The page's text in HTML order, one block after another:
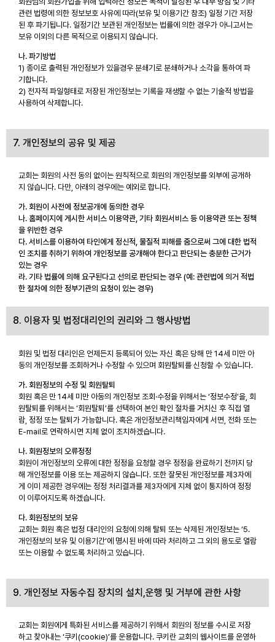
관련 법령에 의한 정보보호 사유에 따라(보유 및 이용기간 참조) 일정 기간 저장
된 후 파기됩니다. 일정기간 보관된 개인정보는 법률에 의한 경우가 아니고서는
보유 이외의 다른 목적으로 이용되지 않습니다.
나. 파기방법
1) 종이로 출력된 개인정보가 있을경우 분쇄기로 분쇄하거나 소각을 통하여 파
기합니다.
2) 전자적 파일형태로 저장된 개인정보는 기록을 재생할 수 없는 기술적 방법을
사용하여 삭제합니다.
7. 개인정보의 공유 및 제공
교회는 회원의 사전 동의 없이는 원칙적으로 회원의 개인정보를 외부에 공개하
지 않습니다. 다만, 아래의 경우에는 예외로 합니다.
가. 회원이 사전에 정보공개에 동의한 경우
나. 홈페이지에 게시한 서비스 이용약관, 기타 회원서비스 등 이용약관 또는 정책
을 위반한 경우
다. 서비스를 이용하여 타인에게 정신적, 물질적 피해를 줌으로써 그에 대한 법적
인 조치를 취하기 위하여 개인정보를 공개해야 한다고 판단되는 충분한 근거가
있는 경우
라. 기타 법률에 의해 요구된다고 선의로 판단되는 경우 (예: 관련법에 의거 적법
한 절차에 의한 정부기관의 요청이 있는 경우)
8. 이용자 및 법정대리인의 권리와 그 행사방법
회원 및 법정 대리인은 언제든지 등록되어 있는 자신 혹은 당해 만 14세 미만 아
동의 개인정보를 조회하거나 수정할 수 있으며 회원탈퇴를 신청할 수 있습니다.
가. 회원정보의 수정 및 회원탈퇴
회원 혹은 만 14세 미만 아동의 개인정보 조회·수정을 위해서는 ‘정보수정’을, 회
원탈퇴를 위해서는 ‘회원탈퇴’를 선택하여 본인 확인 절차를 거치신 후 직접 열
람, 정정 또는 탈퇴가 가능합니다. 혹은 개인정보관리책임자에게 서면, 전화 또는
E-mail로 연락하시면 지체 없이 조치하겠습니다.
나. 회원정보의 오류정정
회원이 개인정보의 오류에 대한 정정을 요청할 경우 정정을 완료하기 전까지 당
해 개인정보를 이용 또는 제공하지 않습니다. 또한 잘못된 개인정보를 제3자에
게 이미 제공한 경우에는 정정 처리결과를 제3자에게 지체 없이 통지하여 정정
이 이루어지도록 하겠습니다.
다. 회원정보의 보유
교회는 회원 혹은 법정 대리인의 요청에 의해 탈퇴 또는 삭제된 개인정보는 ‘5.
개인정보의 보유 및 이용기간’에 명시된 바에 따라 처리하고 그 외의 용도로 열람
또는 이용할 수 없도록 처리하고 있습니다.
9. 개인정보 자동수집 장치의 설치,운행 및 거부에 관한 사항
교회는 회원에게 특화된 서비스를 제공하기 위해서 회원의 정보를 수시로 저장
하고 찾아내는 ‘쿠키(cookie)’를 운용합니다. 쿠키란 교회의 웹사이트를 운영하